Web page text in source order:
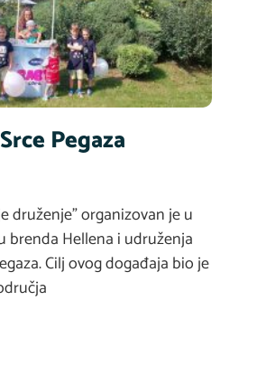
Pegaza
druženje” organizovan je u
brenda Hellena i udruženja
Cilj ovog događaja bio je